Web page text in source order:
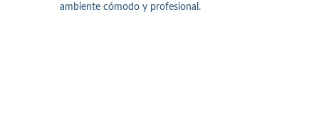
ambiente cómodo y profesional.